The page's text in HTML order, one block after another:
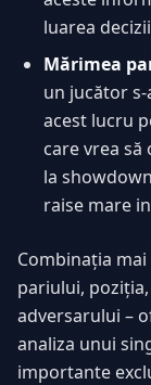
luarea
Mărimea
un jucător
acest lucru
care vrea
la
raise mare
Combinația
pariului,
adversarului –
analiza unui
importante